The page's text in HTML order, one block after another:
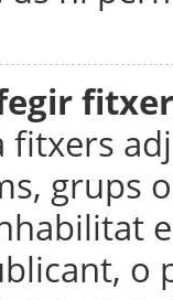
fitxers
grups